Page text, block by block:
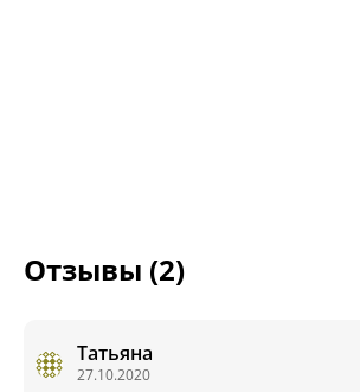
Отзывы (2)
Татьяна
27.10.2020